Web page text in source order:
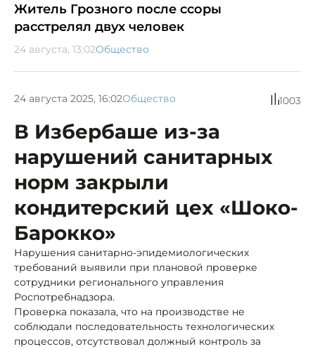
Житель Грозного после ссоры
расстрелял двух человек
24 августа, 13:02Общество
24 августа 2025, 16:02Общество 1003
В Избербаше из-за
нарушений санитарных
норм закрыли
кондитерский цех «Шоко-
Барокко»
Нарушения санитарно-эпидемиологических
требований выявили при плановой проверке
сотрудники регионального управления
Роспотребнадзора.
Проверка показала, что на производстве не
соблюдали последовательность технологических
процессов, отсутствовал должный контроль за